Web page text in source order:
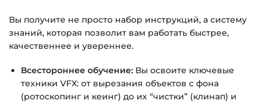
Вы получите не просто набор инструкций, а систему
знаний, которая позволит вам работать быстрее,
качественнее и увереннее.
Всестороннее обучение: Вы освоите ключевые
техники VFX: от вырезания объектов с фона
(ротоскопинг и кеинг) до их “чистки” (клинап) и